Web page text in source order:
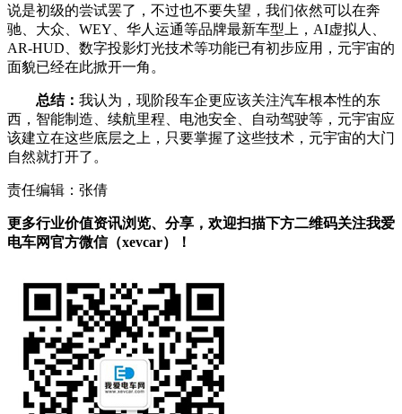
说是初级的尝试罢了，不过也不要失望，我们依然可以在奔
驰、大众、WEY、华人运通等品牌最新车型上，AI虚拟人、
AR-HUD、数字投影灯光技术等功能已有初步应用，元宇宙的
面貌已经在此掀开一角。
总结： 我认为，现阶段车企更应该关注汽车根本性的东
西，智能制造、续航里程、电池安全、自动驾驶等，元宇宙应
该建立在这些底层之上，只要掌握了这些技术，元宇宙的大门
自然就打开了。
责任编辑：张倩
更多行业价值资讯浏览、分享，欢迎扫描下方二维码关注我爱
电车网官方微信（xevcar）！